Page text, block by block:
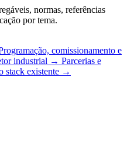
normas, referências
por tema.
comissionamento e
industrial → Parcerias e
stack existente →